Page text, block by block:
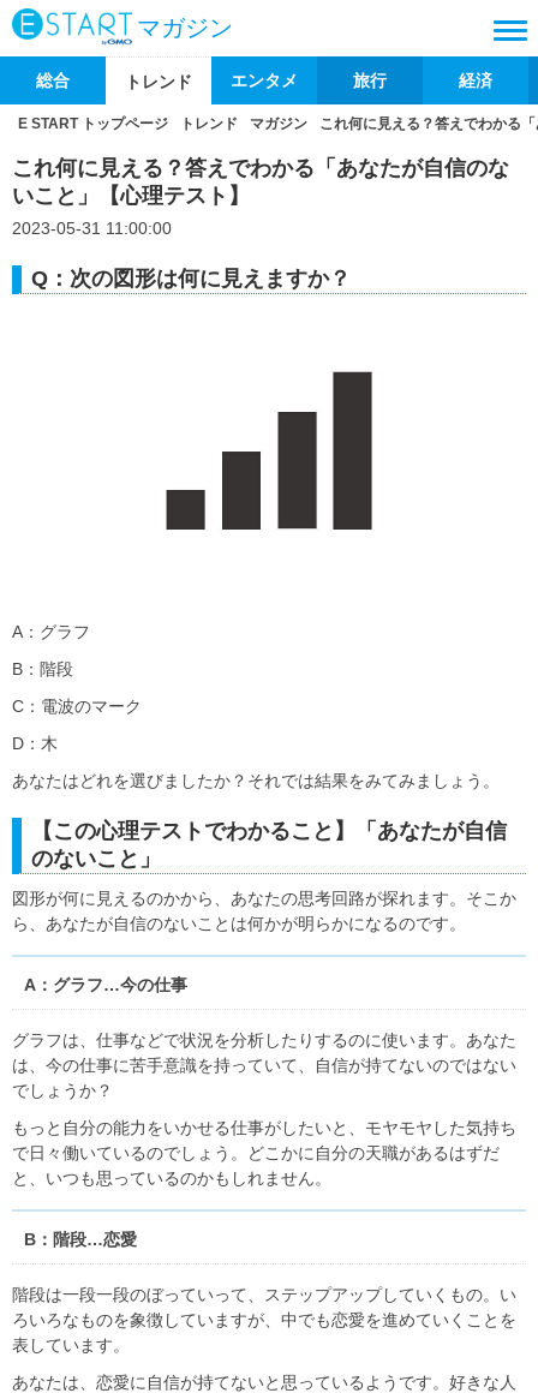
マガジン
総合 トレンド エンタメ 旅行 経済
E START トップページ トレンド マガジン これ何に見える？答えでわかる
これ何に見える？答えでわかる「あなたが自信のな
いこと」【心理テスト】
2023-05-31 11:00:00
Q：次の図形は何に見えますか？
A：グラフ
B：階段
C：電波のマーク
D：木
あなたはどれを選びましたか？それでは結果をみてみましょう。
【この心理テストでわかること】「あなたが自信
のないこと」
図形が何に見えるのかから、あなたの思考回路が探れます。そこか
ら、あなたが自信のないことは何かが明らかになるのです。
A：グラフ…今の仕事
グラフは、仕事などで状況を分析したりするのに使います。あなた
は、今の仕事に苦手意識を持っていて、自信が持てないのではない
でしょうか？
もっと自分の能力をいかせる仕事がしたいと、モヤモヤした気持ち
で日々働いているのでしょう。どこかに自分の天職があるはずだ
と、いつも思っているのかもしれません。
B：階段…恋愛
階段は一段一段のぼっていって、ステップアップしていくもの。い
ろいろなものを象徴していますが、中でも恋愛を進めていくことを
表しています。
あなたは、恋愛に自信が持てないと思っているようです。好きな人